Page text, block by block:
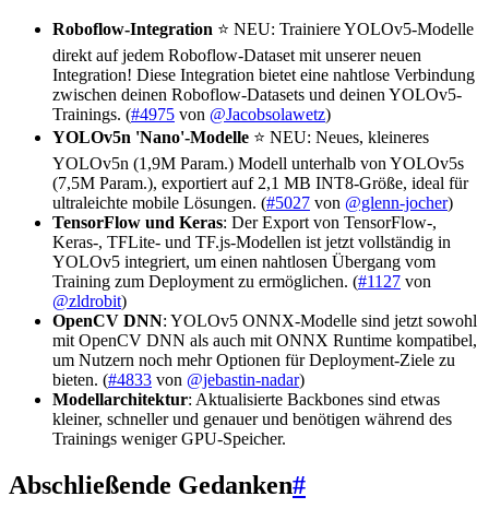
Roboflow-Integration ⭐ NEU: Trainiere YOLOv5-Modelle
direkt auf jedem Roboflow-Dataset mit unserer neuen
Integration! Diese Integration bietet eine nahtlose Verbindung
zwischen deinen Roboflow-Datasets und deinen YOLOv5-
Trainings. (#4975 von @Jacobsolawetz)
YOLOv5n 'Nano'-Modelle ⭐ NEU: Neues, kleineres
YOLOv5n (1,9M Param.) Modell unterhalb von YOLOv5s
(7,5M Param.), exportiert auf 2,1 MB INT8-Größe, ideal für
ultraleichte mobile Lösungen. (#5027 von @glenn-jocher)
TensorFlow und Keras: Der Export von TensorFlow-,
Keras-, TFLite- und TF.js-Modellen ist jetzt vollständig in
YOLOv5 integriert, um einen nahtlosen Übergang vom
Training zum Deployment zu ermöglichen. (#1127 von
@zldrobit)
OpenCV DNN: YOLOv5 ONNX-Modelle sind jetzt sowohl
mit OpenCV DNN als auch mit ONNX Runtime kompatibel,
um Nutzern noch mehr Optionen für Deployment-Ziele zu
bieten. (#4833 von @jebastin-nadar)
Modellarchitektur: Aktualisierte Backbones sind etwas
kleiner, schneller und genauer und benötigen während des
Trainings weniger GPU-Speicher.
Abschließende Gedanken#